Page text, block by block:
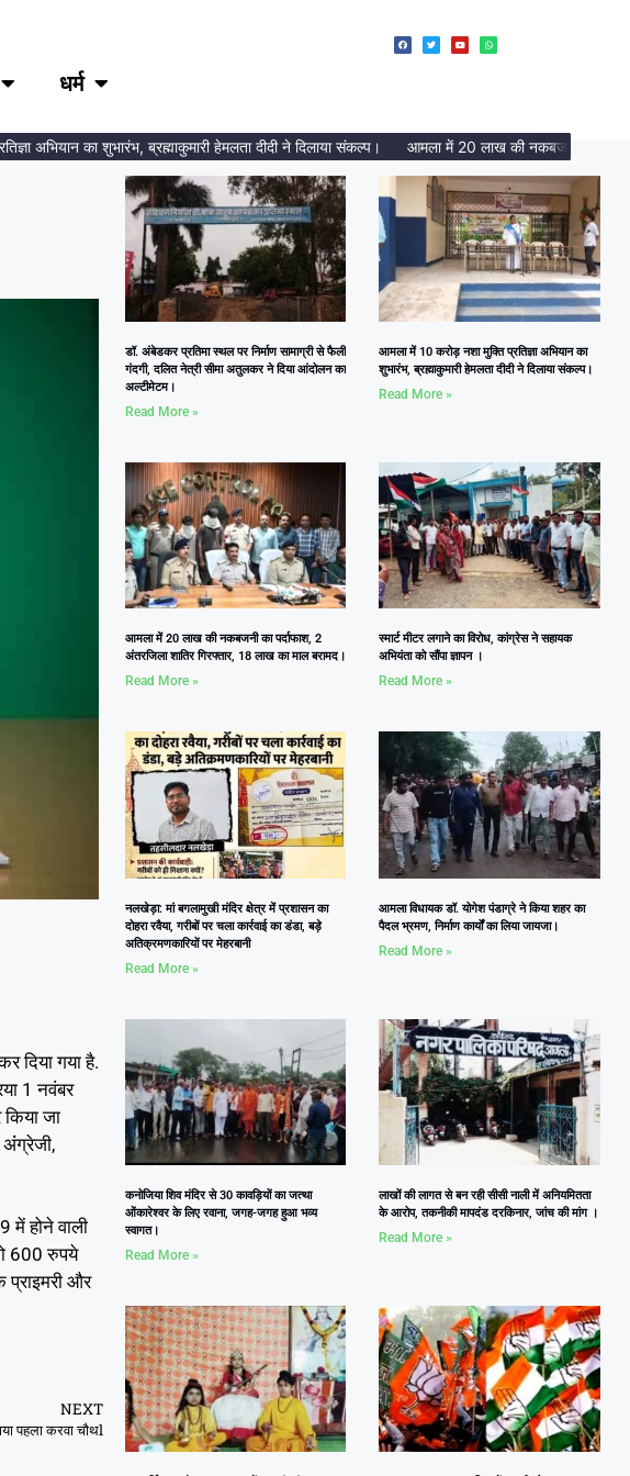
धर्म
का शुभारंभ, ब्रह्माकुमारी हेमलता दीदी ने दिलाया संकल्प। आमला में 20 लाख की नकबजनी का पर्दाफाश,
दिया गया है.
1 नवंबर
जा
अंंग्रेजी,
में होने वाली
600 रुपये
और
NEXT
पहला करवा चौथl
डॉ. अंबेडकर प्रतिमा स्थल पर निर्माण सामाग्री से फैली
गंदगी, दलित नेत्री सीमा अतुलकर ने दिया आंदोलन का
अल्टीमेटम।
Read More »
आमला में 10 करोड़ नशा मुक्ति प्रतिज्ञा अभियान का
शुभारंभ, ब्रह्माकुमारी हेमलता दीदी ने दिलाया संकल्प।
Read More »
आमला में 20 लाख की नकबजनी का पर्दाफाश, 2
अंतरजिला शातिर गिरफ्तार, 18 लाख का माल बरामद।
Read More »
स्मार्ट मीटर लगाने का विरोध, कांग्रेस ने सहायक
अभियंता को सौंपा ज्ञापन ।
Read More »
नलखेड़ा: मां बगलामुखी मंदिर क्षेत्र में प्रशासन का
दोहरा रवैया, गरीबों पर चला कार्रवाई का डंडा, बड़े
अतिक्रमणकारियों पर मेहरबानी
Read More »
आमला विधायक डॉ. योगेश पंडाग्रे ने किया शहर का
पैदल भ्रमण, निर्माण कार्यों का लिया जायजा।
Read More »
कनोजिया शिव मंदिर से 30 कावड़ियों का जत्था
ओंकारेश्वर के लिए रवाना, जगह-जगह हुआ भव्य
स्वागत।
Read More »
लाखों की लागत से बन रही सीसी नाली में अनियमितता
के आरोप, तकनीकी मापदंड दरकिनार, जांच की मांग ।
Read More »